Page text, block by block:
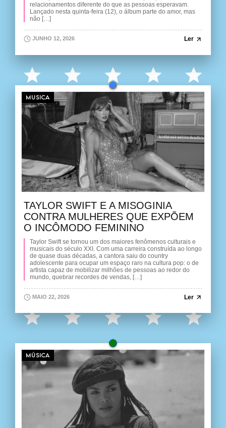
relacionamentos diferente do que as pessoas esperavam.
Lançado nesta quinta-feira (12), o álbum parte do amor, mas
não […]
JUNHO 12, 2026 Ler
MUSICA
TAYLOR SWIFT E A MISOGINIA
CONTRA MULHERES QUE EXPÕEM
O INCÔMODO FEMININO
Taylor Swift se tornou um dos maiores fenômenos culturais e
musicais do século XXI. Com uma carreira construída ao longo
de quase duas décadas, a cantora saiu do country
adolescente para ocupar um espaço raro na cultura pop: o de
artista capaz de mobilizar milhões de pessoas ao redor do
mundo, quebrar recordes de vendas, […]
MAIO 22, 2026 Ler
MÚSICA